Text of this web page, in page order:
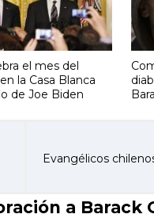
el mes del
la Casa Blanca
de Joe Biden
Evangélicos
a Barack